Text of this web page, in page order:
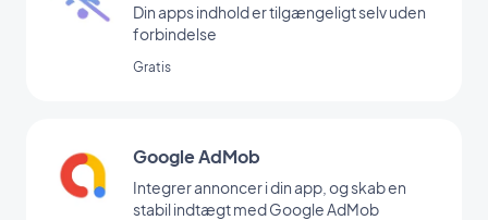
Din apps indhold er tilgængeligt selv uden
forbindelse
Gratis
Google AdMob
Integrer annoncer i din app, og skab en
stabil indtægt med Google AdMob